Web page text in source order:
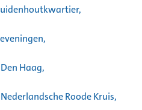
Haag,
Roode Kruis,